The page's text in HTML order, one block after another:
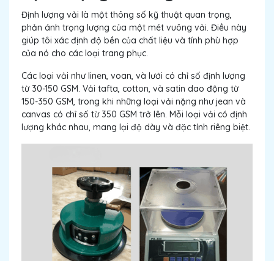
Định lượng vải là một thông số kỹ thuật quan trọng,
phản ánh trọng lượng của một mét vuông vải. Điều này
giúp tôi xác định độ bền của chất liệu và tính phù hợp
của nó cho các loại trang phục.
Các loại vải như linen, voan, và lưới có chỉ số định lượng
từ 30-150 GSM. Vải tafta, cotton, và satin dao động từ
150-350 GSM, trong khi những loại vải nặng như jean và
canvas có chỉ số từ 350 GSM trở lên. Mỗi loại vải có định
lượng khác nhau, mang lại độ dày và đặc tính riêng biệt.